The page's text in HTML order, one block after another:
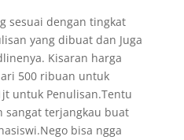
sesuai dengan tingkat
yang dibuat dan Juga
Kisaran harga
500 ribuan untuk
untuk Penulisan.Tentu
sangat terjangkau buat
bisa ngga